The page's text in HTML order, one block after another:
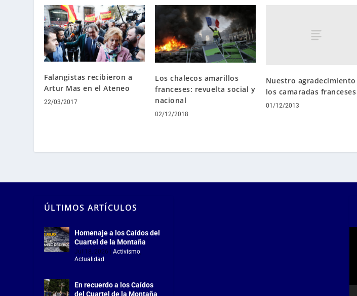
Falangistas recibieron a
Artur Mas en el Ateneo
22/03/2017
Los chalecos amarillos
franceses: revuelta social y
nacional
02/12/2018
Nuestro agradecimiento
los camaradas franceses
01/12/2013
ÚLTIMOS ARTÍCULOS
Homenaje a los Caídos del
Cuartel de la Montaña
Jul 18, 2026 |Activismo,
Actualidad
En recuerdo a los Caídos
del Cuartel de la Montaña